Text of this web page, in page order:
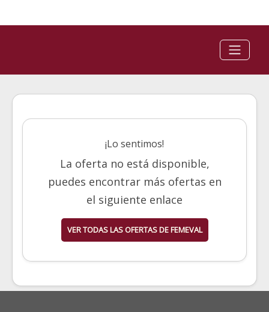
¡Lo sentimos!
La oferta no está disponible,
puedes encontrar más ofertas en
el siguiente enlace
VER TODAS LAS OFERTAS DE FEMEVAL